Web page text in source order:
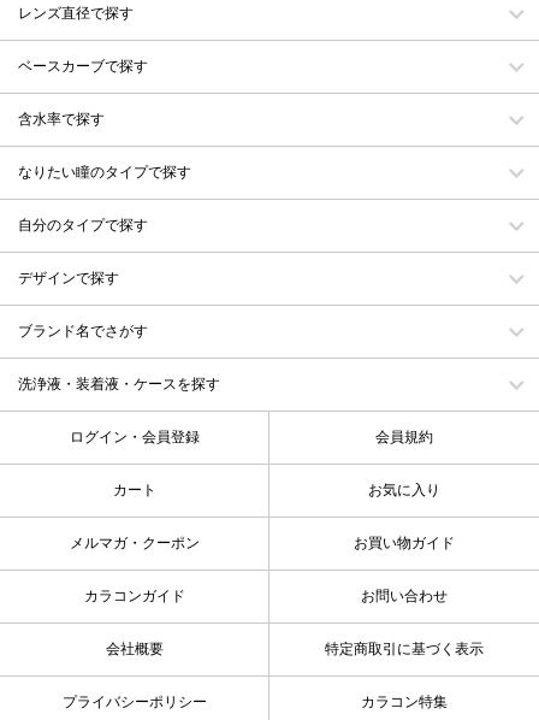
レンズ直径で探す
ベースカーブで探す
含水率で探す
なりたい瞳のタイプで探す
自分のタイプで探す
デザインで探す
ブランド名でさがす
洗浄液・装着液・ケースを探す
ログイン・会員登録 会員規約
カート お気に入り
メルマガ・クーポン お買い物ガイド
カラコンガイド お問い合わせ
会社概要 特定商取引に基づく表示
プライバシーポリシー カラコン特集